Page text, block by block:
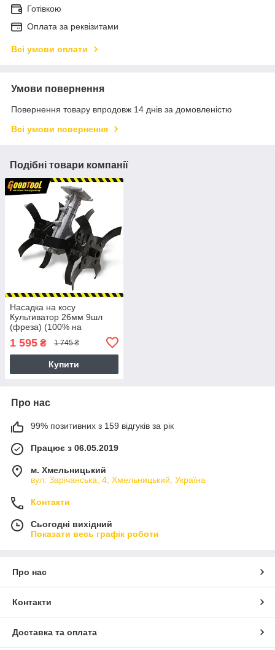
Готівкою
Оплата за реквізитами
Всі умови оплати
Умови повернення
Повернення товару впродовж 14 днів за домовленістю
Всі умови повернення
Подібні товари компанії
Насадка на косу
Культиватор 26мм 9шл
(фреза) (100% на
1 595 ₴ 1 745 ₴
Купити
Про нас
99% позитивних з 159 відгуків за рік
Працює з 06.05.2019
м. Хмельницький
вул. Зарічанська, 4, Хмельницький, Україна
Контакти
Сьогодні вихідний
Показати весь графік роботи
Про нас
Контакти
Доставка та оплата